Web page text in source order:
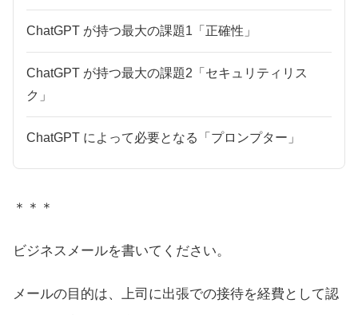
ChatGPT が持つ最大の課題1「正確性」
ChatGPT が持つ最大の課題2「セキュリティリス
ク」
ChatGPT によって必要となる「プロンプター」
＊＊＊
ビジネスメールを書いてください。
メールの目的は、上司に出張での接待を経費として認